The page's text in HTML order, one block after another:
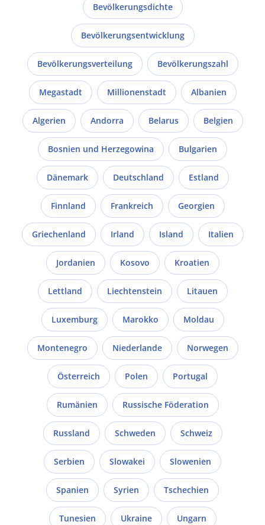
Bevölkerungsdichte
Bevölkerungsentwicklung
Bevölkerungsverteilung Bevölkerungszahl
Megastadt Millionenstadt Albanien
Algerien Andorra Belarus Belgien
Bosnien und Herzegowina Bulgarien
Dänemark Deutschland Estland
Finnland Frankreich Georgien
Griechenland Irland Island Italien
Jordanien Kosovo Kroatien
Lettland Liechtenstein Litauen
Luxemburg Marokko Moldau
Montenegro Niederlande Norwegen
Österreich Polen Portugal
Rumänien Russische Föderation
Russland Schweden Schweiz
Serbien Slowakei Slowenien
Spanien Syrien Tschechien
Tunesien Ukraine Ungarn